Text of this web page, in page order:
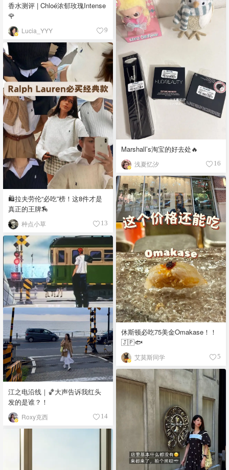
香水测评 | Chloé浓郁玫瑰Intense
🌹
Lucia_YYY 9
Marshall’s淘宝的好去处🔥
浅夏忆汐 16
🛍️拉夫劳伦“必吃”榜！这8件才是
真正的王牌🏇
种点小草 13
休斯顿必吃75美金Omakase！！
🇯🇵🐟
艾莫斯同学 5
江之电沿线｜🏀大声告诉我红头
发的是谁？！
Roxy克西 14